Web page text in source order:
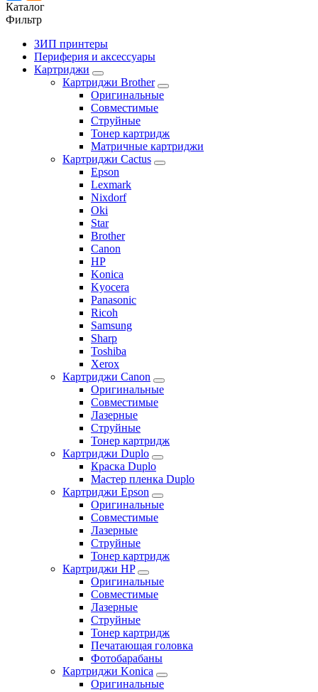
Каталог
Фильтр
ЗИП принтеры
Периферия и аксессуары
Картриджи
Картриджи Brother
Оригинальные
Совместимые
Струйные
Тонер картридж
Матричные картриджи
Картриджи Cactus
Epson
Lexmark
Nixdorf
Oki
Star
Brother
Canon
HP
Konica
Kyocera
Panasonic
Ricoh
Samsung
Sharp
Toshiba
Xerox
Картриджи Canon
Оригинальные
Совместимые
Лазерные
Струйные
Тонер картридж
Картриджи Duplo
Краска Duplo
Мастер пленка Duplo
Картриджи Epson
Оригинальные
Совместимые
Лазерные
Струйные
Тонер картридж
Картриджи HP
Оригинальные
Совместимые
Лазерные
Струйные
Тонер картридж
Печатающая головка
Фотобарабаны
Картриджи Konica
Оригинальные